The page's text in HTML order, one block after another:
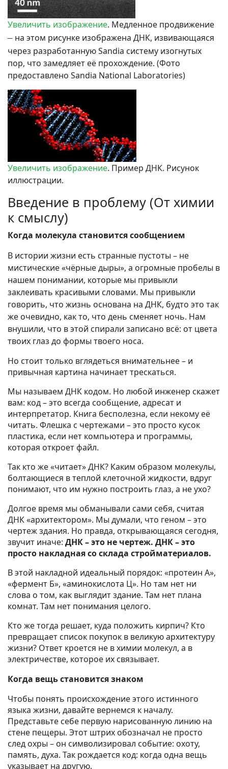
Увеличить изображение. Медленное продвижение
– на этом рисунке изображена ДНК, извивающаяся
через разработанную Sandia систему изогнутых
пор, что замедляет её прохождение. (Фото
предоставлено Sandia National Laboratories)
Увеличить изображение. Пример ДНК. Рисунок
иллюстрации.
Введение в проблему (От химии
к смыслу)
Когда молекула становится сообщением
В истории жизни есть странные пустоты – не
мистические «чёрные дыры», а огромные пробелы в
нашем понимании, которые мы привыкли
заклеивать красивыми словами. Мы привыкли
говорить, что жизнь основана на ДНК, будто это так
же очевидно, как то, что день сменяет ночь. Нам
внушили, что в этой спирали записано всё: от цвета
твоих глаз до формы твоего носа.
Но стоит только вглядеться внимательнее – и
привычная картина начинает трескаться.
Мы называем ДНК кодом. Но любой инженер скажет
вам: код – это всегда сообщение, адресат и
интерпретатор. Книга бесполезна, если некому её
читать. Флешка с чертежами – это просто кусок
пластика, если нет компьютера и программы,
которая откроет файл.
Так кто же «читает» ДНК? Каким образом молекулы,
болтающиеся в теплой клеточной жидкости, вдруг
понимают, что им нужно построить глаз, а не ухо?
Долгое время мы обманывали сами себя, считая
ДНК «архитектором». Мы думали, что геном – это
чертеж здания. Но правда, открывающаяся сегодня,
звучит иначе: ДНК – это не чертеж. ДНК – это
просто накладная со склада стройматериалов.
В этой накладной идеальный порядок: «протеин А»,
«фермент Б», «аминокислота Ц». Но там нет ни
слова о том, как выглядит здание. Там нет плана
комнат. Там нет понимания целого.
Кто же тогда решает, куда положить кирпич? Кто
превращает список покупок в великую архитектуру
жизни? Ответ кроется не в химии молекул, а в
электричестве, которое их связывает.
Когда вещь становится знаком
Чтобы понять происхождение этого истинного
языка жизни, давайте вернемся к началу.
Представьте себе первую нарисованную линию на
стене пещеры. Этот штрих обозначал не просто
след охры – он символизировал событие: охоту,
память, духа. Так рождается код: когда одна вещь
указывает на другую.